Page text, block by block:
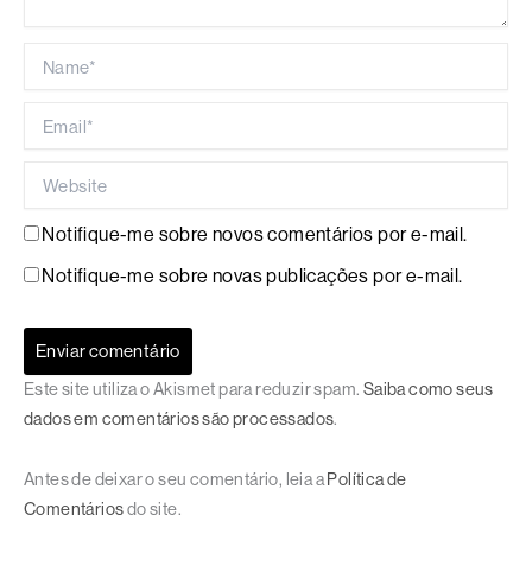
Notifique-me sobre novos comentários por e-mail.
Notifique-me sobre novas publicações por e-mail.
Este site utiliza o Akismet para reduzir spam. Saiba como seus
dados em comentários são processados.
Antes de deixar o seu comentário, leia a Política de
Comentáriosdo site.